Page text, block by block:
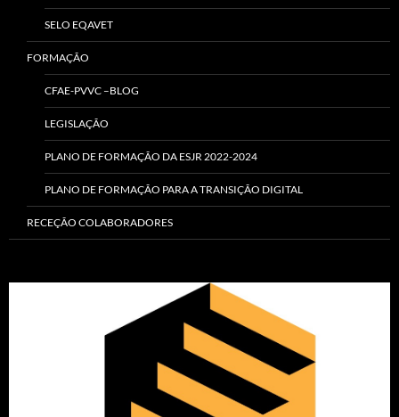
SELO EQAVET
FORMAÇÃO
CFAE-PVVC –BLOG
LEGISLAÇÃO
PLANO DE FORMAÇÃO DA ESJR 2022-2024
PLANO DE FORMAÇÃO PARA A TRANSIÇÃO DIGITAL
RECEÇÃO COLABORADORES